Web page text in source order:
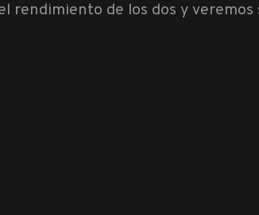
rendimiento de los dos y veremos